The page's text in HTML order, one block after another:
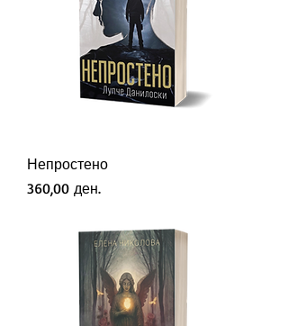
Непростено
Price
360,00 ден.